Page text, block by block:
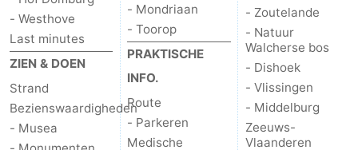
- Westhove
Last minutes
ZIEN & DOEN
Strand
Bezienswaardigheden
- Musea
- Mondriaan
- Toorop
PRAKTISCHE
INFO.
Route
- Parkeren
Medische
- Zoutelande
- Natuur
Walcherse bos
- Dishoek
- Vlissingen
- Middelburg
Zeeuws-
Vlaanderen